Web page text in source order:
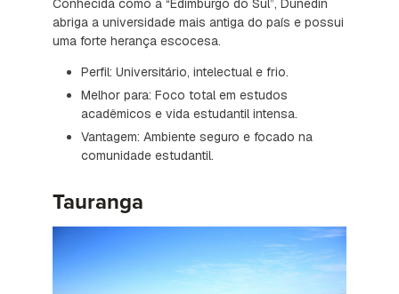
Conhecida como a “Edimburgo do Sul”, Dunedin
abriga a universidade mais antiga do país e possui
uma forte herança escocesa.
Perfil: Universitário, intelectual e frio.
Melhor para: Foco total em estudos
acadêmicos e vida estudantil intensa.
Vantagem: Ambiente seguro e focado na
comunidade estudantil.
Tauranga